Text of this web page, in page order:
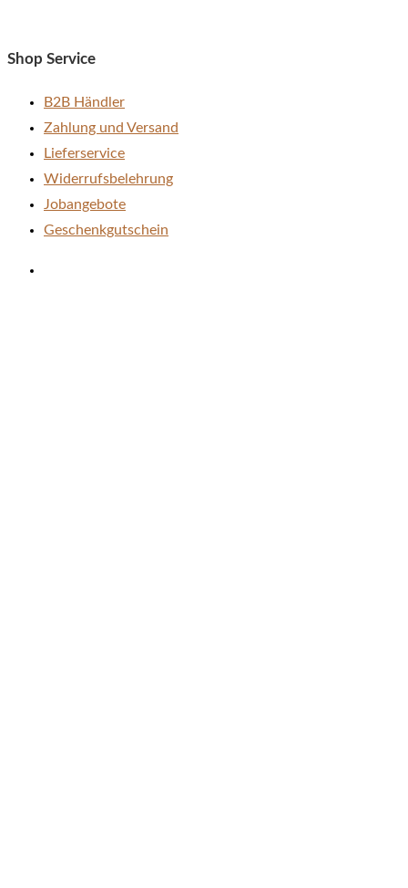
Shop Service
B2B Händler
Zahlung und Versand
Lieferservice
Widerrufsbelehrung
Jobangebote
Geschenkgutschein